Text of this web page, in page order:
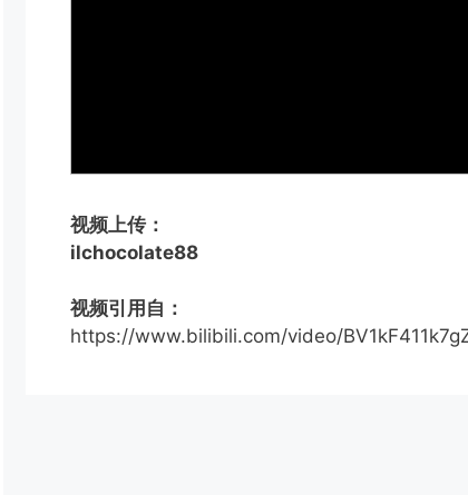
视频上传：
ilchocolate88
视频引用自：
https://www.bilibili.com/video/